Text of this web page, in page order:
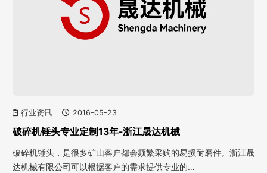
行业资讯 2016-05-23
破碎机锤头专业定制13年-浙江晟达机械
破碎机锤头，是很多矿山客户都会频繁采购的易损耐磨件。浙江晟
达机械有限公司可以根据客户的需求提供专业的…